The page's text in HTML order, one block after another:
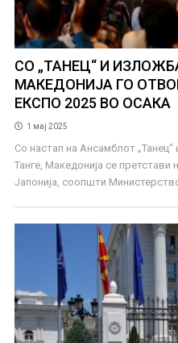
СО „ТАНЕЦ“ И
МАКЕДОНИЈА ГО
ЕКСПО 2025 ВО ОСАКА
1 мај 2025
Со настап на Ансамблот
Танге, Македонија се претстави
Јапонија, соопшти